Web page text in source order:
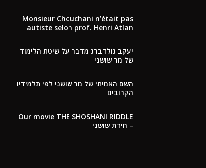
Monsieur Chouchani n’était pas
autiste selon prof. Henri Atlan
יעקב גולדברג מדבר על שיטת הלימוד
של מר שושני
השם האמיתי של מר שושני לפי תלמידיו
הקרובים
Our movie THE SHOSHANI RIDDLE
– חידת שושני